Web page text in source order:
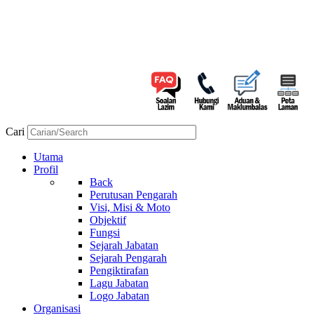
Cari
Utama
Profil
Back
Perutusan Pengarah
Visi, Misi & Moto
Objektif
Fungsi
Sejarah Jabatan
Sejarah Pengarah
Pengiktirafan
Lagu Jabatan
Logo Jabatan
Organisasi